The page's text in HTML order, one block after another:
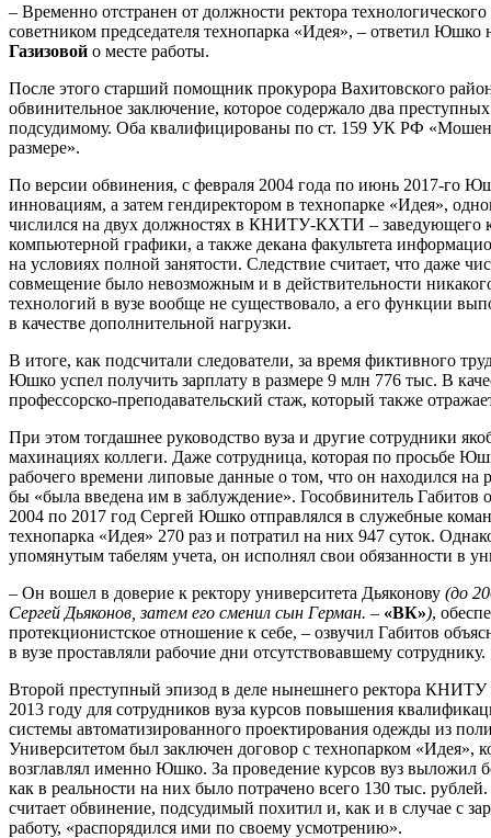
– Временно отстранен от должности ректора
советником председателя технопарка «Идея», – ответил Юшко
Газизовой о месте работы.
После этого старший помощник прокурора Вахитовского
обвинительное заключение, которое содержало два
подсудимому. Оба квалифицированы по ст. 159 УК РФ
размере».
По версии обвинения, с февраля 2004 года по июнь 2017-го
инновациям, а затем гендиректором в технопарке «Идея»,
числился на двух должностях в КНИТУ-КХТИ – заведующего
компьютерной графики, а также декана факультета
на условиях полной занятости. Следствие считает, что даже
совмещение было невозможным и в действительности
технологий в вузе вообще не существовало, а его функции
в качестве дополнительной нагрузки.
В итоге, как подсчитали следователи, за время фиктивного
Юшко успел получить зарплату в размере 9 млн 776 тыс. В
профессорско-преподавательский стаж, который также
При этом тогдашнее руководство вуза и другие сотрудники
махинациях коллеги. Даже сотрудница, которая по просьбе
рабочего времени липовые данные о том, что он находился на
бы «была введена им в заблуждение». Гособвинитель Габитов
2004 по 2017 год Сергей Юшко отправлялся в служебные
технопарка «Идея» 270 раз и потратил на них 947 суток.
упомянутым табелям учета, он исполнял свои обязанности в
– Он вошел в доверие к ректору университета Дьяконову (до
Сергей Дьяконов, затем его сменил сын Герман. – «ВК»),
протекционистское отношение к себе, – озвучил Габитов
в вузе проставляли рабочие дни отсутствовавшему сотруднику.
Второй преступный эпизод в деле нынешнего ректора КНИТУ
2013 году для сотрудников вуза курсов повышения
системы автоматизированного проектирования одежды из
Университетом был заключен договор с технопарком «Идея»,
возглавлял именно Юшко. За проведение курсов вуз выложил
как в реальности на них было потрачено всего 130 тыс.
считает обвинение, подсудимый похитил и, как и в случае с
работу, «распорядился ими по своему усмотрению».